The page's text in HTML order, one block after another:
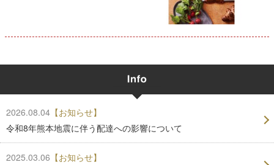
2026.08.04 【お知らせ】
令和8年熊本地震に伴う配達への影響について
2025.03.06 【お知らせ】